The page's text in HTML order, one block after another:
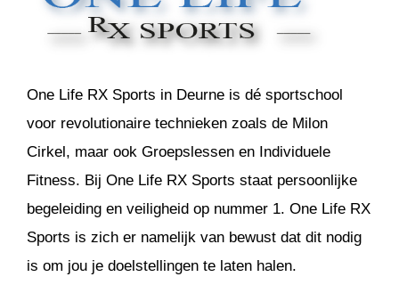
One Life RX Sports in Deurne is dé sportschool
voor revolutionaire technieken zoals de Milon
Cirkel, maar ook Groepslessen en Individuele
Fitness. Bij One Life RX Sports staat persoonlijke
begeleiding en veiligheid op nummer 1. One Life RX
Sports is zich er namelijk van bewust dat dit nodig
is om jou je doelstellingen te laten halen.